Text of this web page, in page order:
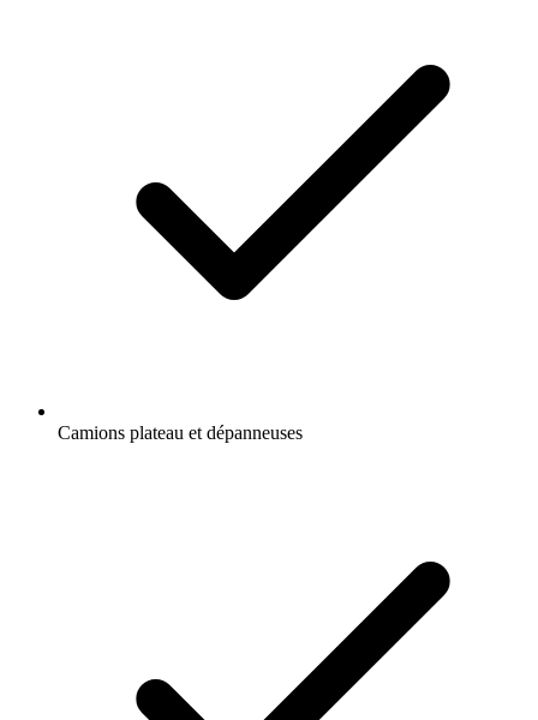
Camions plateau et dépanneuses